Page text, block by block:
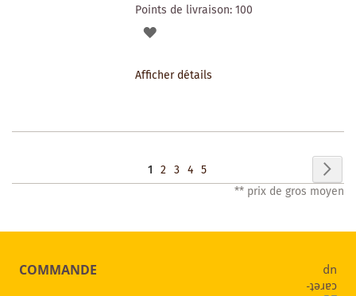
Points de livraison:100
AJOUTER
SOUHAITS
Afficher détails
Page
Vous
1 Page
2 Page
3 Page
4 Page
5
** prix de gros moyen
COMMANDE